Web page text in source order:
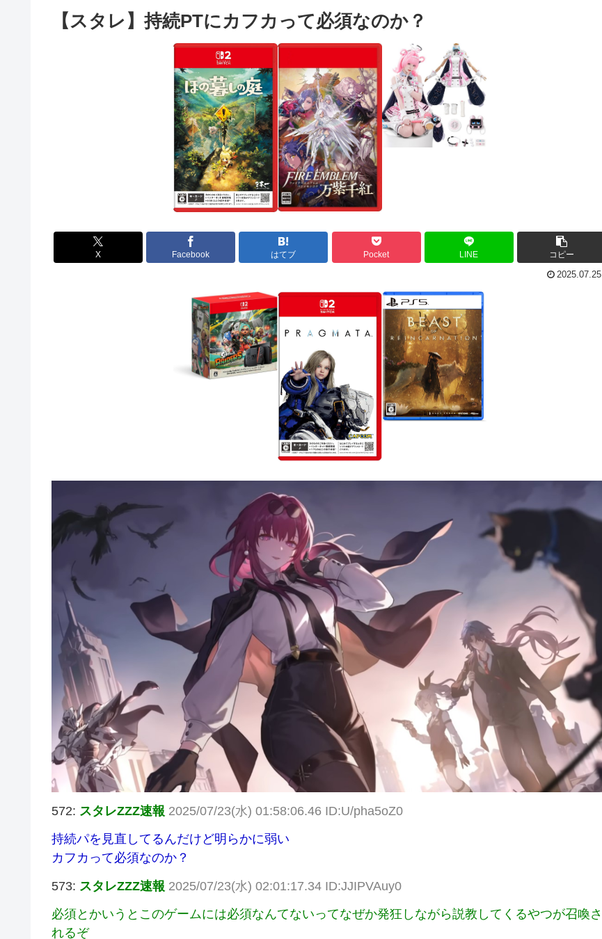
【スタレ】持続PTにカフカって必須なのか？
X Facebook はてブ Pocket LINE コピー
2025.07.25
572: スタレZZZ速報 2025/07/23(水) 01:58:06.46 ID:U/pha5oZ0
持続パを見直してるんだけど明らかに弱い
カフカって必須なのか？
573: スタレZZZ速報 2025/07/23(水) 02:01:17.34 ID:JJIPVAuy0
必須とかいうとこのゲームには必須なんてないってなぜか発狂しながら説教してくるやつが召喚さ
れるぞ